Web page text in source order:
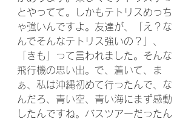
とやってて。しかもテトリスめっち
ゃ強いんですよ。友達が、「え？な
んでそんなテトリス強いの？」、
「きも」って言われました。そんな
飛行機の思い出。で、着いて、ま
ぁ、私は沖縄初めて行ったんで、な
んだろ、青い空、青い海にまず感動
したんですね。バスツアーだったん